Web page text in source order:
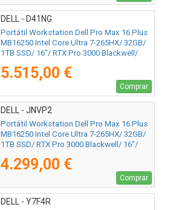
DELL - D41NG
Portátil Workstation Dell Pro Max 16 Plus
MB16250 Intel Core Ultra 7-265HX/ 32GB/
1TB SSD/ 16"/ RTX Pro 3000 Blackwell/
5.515,00 €
Comprar
DELL - JNVP2
Portátil Workstation Dell Pro Max 16 Plus
MB16250 Intel Core Ultra 7-265HX/ 32GB/
1TB SSD/ RTX Pro 3000 Blackwell/ 16"/
4.299,00 €
Comprar
DELL - Y7F4R